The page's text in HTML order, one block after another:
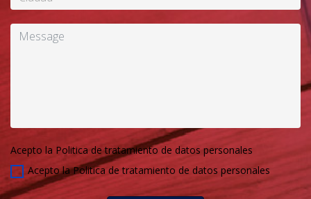
Acepto la Politica de tratamiento de datos personales
Acepto la Politica de tratamiento de datos personales